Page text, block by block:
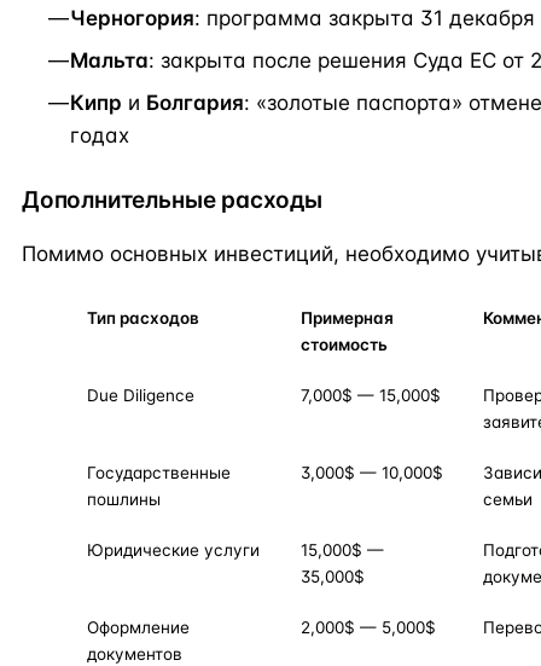
Черногория: программа закрыта 31 декабря
Мальта: закрыта после решения Суда ЕС от
Кипр и Болгария: «золотые паспорта»
годах
Дополнительные расходы
Помимо основных инвестиций, необходимо
Тип расходов
Примерная
стоимость
Due Diligence 7,000$ — 15,000$
Государственные
пошлины
3,000$ — 10,000$
семьи
Юридические услуги
15,000$ —
35,000$
Оформление
документов
2,000$ — 5,000$